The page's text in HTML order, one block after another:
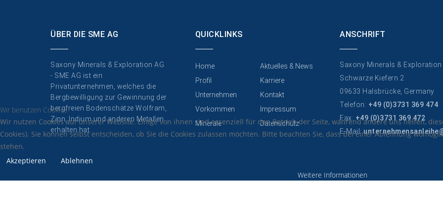
ÜBER DIE SME AG
Saxony Minerals & Exploration AG
- SME AG ist ein
Privatunternehmen, welches die
Bergbewilligung zur Gewinnung der
bergfreien Bodenschätze Wolfram,
Zinn, Indium und anderen Metallen
erhalten hat.
QUICKLINKS
Home
Profil
Unternehmen
Vorkommen
Minerale
Aktuelles & News
Karriere
Kontakt
Impressum
Datenschutz
ANSCHRIFT
Saxony Minerals & Exploration
Schwarze Kiefern 2
09633 Halsbrücke, Germany
Telefon: +49 (0)3731 369 474
Fax: +49 (0)3731 369 472
E-Mail:
Wir benutzen Cookies
Wir nutzen Cookies auf unserer Website. Einige von ihnen sind essenziell für den Betrieb der Seite, während andere uns helfen,
Cookies). Sie können selbst entscheiden, ob Sie die Cookies zulassen möchten. Bitte beachten Sie, dass bei einer Ablehnung
stehen.
Akzeptieren
Ablehnen
Weitere Informationen